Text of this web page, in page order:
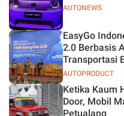
AUTONEWS
AUTOPRODUCT
EasyGo
2.0 Berbasis
Transportasi
Ketika Kaum
Door, Mobil
Petualang